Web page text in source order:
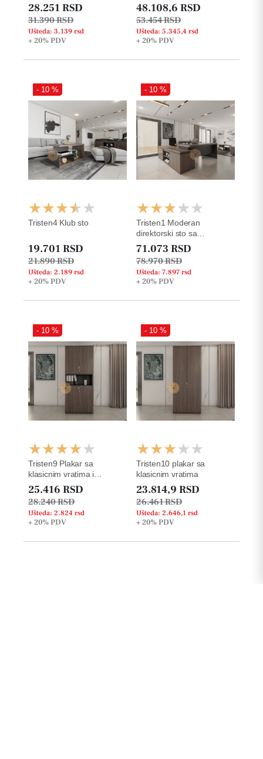
28.251 RSD
31.390 RSD
Ušteda: 3.139 rsd
+ 20%PDV
48.108,6 RSD
53.454 RSD
Ušteda: 5.345,4 rsd
+ 20%PDV
Tristen4 Klub sto
- 10 %
19.701 RSD
21.890 RSD
Ušteda: 2.189 rsd
+ 20%PDV
Tristen1 Moderan
direktorski sto sa
komodom desne
orijentacije
- 10 %
71.073 RSD
78.970 RSD
Ušteda: 7.897 rsd
+ 20%PDV
Tristen9 Plakar sa
klasicnim vratima i
otvorenom policom za
registratore
- 10 %
25.416 RSD
28.240 RSD
Ušteda: 2.824 rsd
+ 20%PDV
Tristen10 plakar sa
klasicnim vratima
- 10 %
23.814,9 RSD
26.461 RSD
Ušteda: 2.646,1 rsd
+ 20%PDV